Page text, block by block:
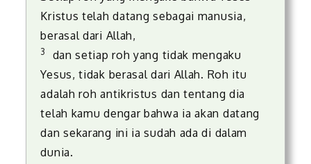
Kristus telah datang sebagai manusia,
berasal dari Allah,
3
dan setiap roh yang tidak mengaku
Yesus, tidak berasal dari Allah. Roh itu
adalah roh antikristus dan tentang dia
telah kamu dengar bahwa ia akan datang
dan sekarang ini ia sudah ada di dalam
dunia.